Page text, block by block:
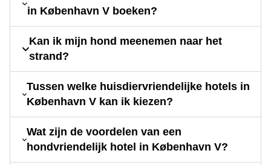
in København V boeken?
Kan ik mijn hond meenemen naar het
strand?
Tussen welke huisdiervriendelijke hotels in
København V kan ik kiezen?
Wat zijn de voordelen van een
hondvriendelijk hotel in København V?